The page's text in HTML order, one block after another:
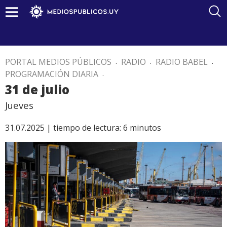
PORTAL MEDIOS PÚBLICOS . RADIO . RADIO BABEL .
PROGRAMACIÓN DIARIA .
31 de julio
Jueves
31.07.2025 | tiempo de lectura: 6 minutos